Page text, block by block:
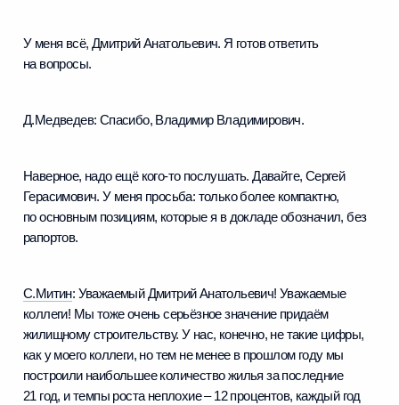
У меня всё, Дмитрий Анатольевич. Я готов ответить
на вопросы.
Д.Медведев: Спасибо, Владимир Владимирович.
Наверное, надо ещё кого‑то послушать. Давайте, Сергей
Герасимович. У меня просьба: только более компактно,
по основным позициям, которые я в докладе обозначил, без
рапортов.
С.Митин: Уважаемый Дмитрий Анатольевич! Уважаемые
коллеги! Мы тоже очень серьёзное значение придаём
жилищному строительству. У нас, конечно, не такие цифры,
как у моего коллеги, но тем не менее в прошлом году мы
построили наибольшее количество жилья за последние
21 год, и темпы роста неплохие – 12 процентов, каждый год